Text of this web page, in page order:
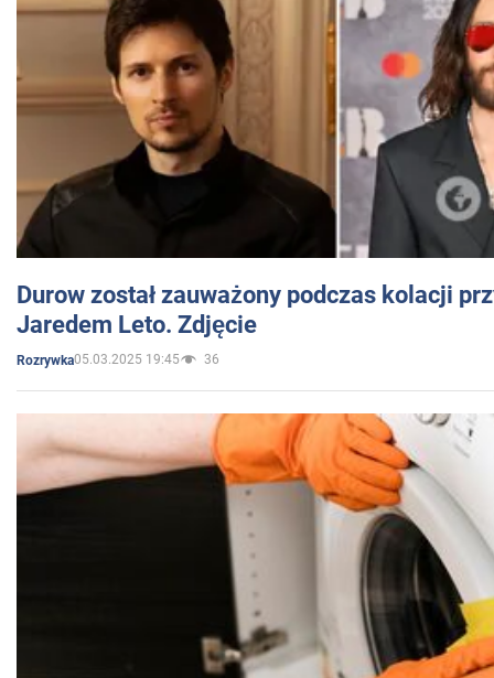
Durow został zauważony podczas kolacji
Jaredem Leto. Zdjęcie
Rozrywka05.03.2025 19:45 36